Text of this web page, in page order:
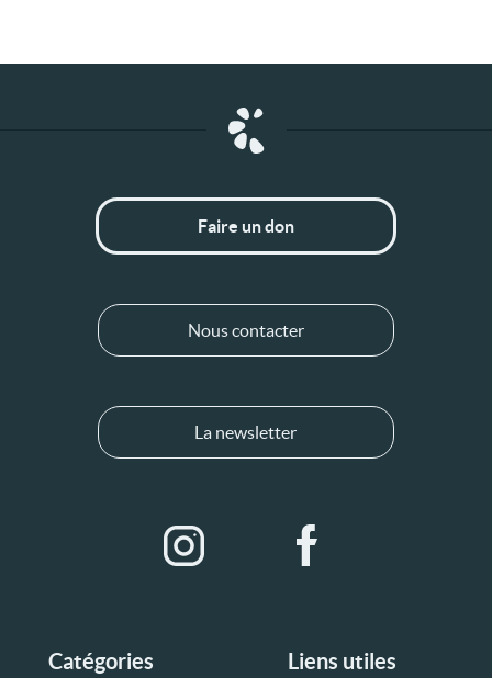
Catégories Liens utiles
Faire un don
Nous contacter
La newsletter